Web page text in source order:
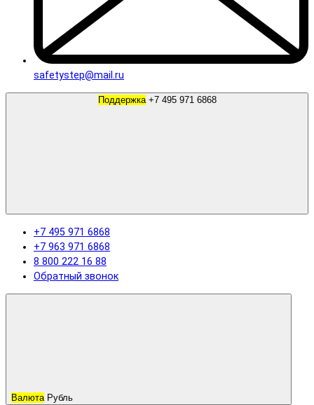
safetystep@mail.ru
Поддержка +7 495 971 6868
+7 495 971 6868
+7 963 971 6868
8 800 222 16 88
Обратный звонок
Валюта Рубль